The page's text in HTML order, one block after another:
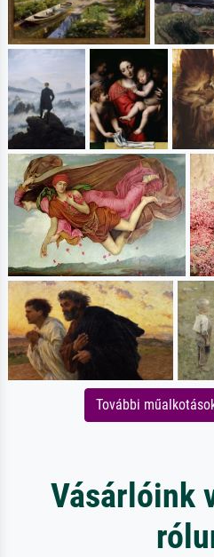
További
Vásárlóink